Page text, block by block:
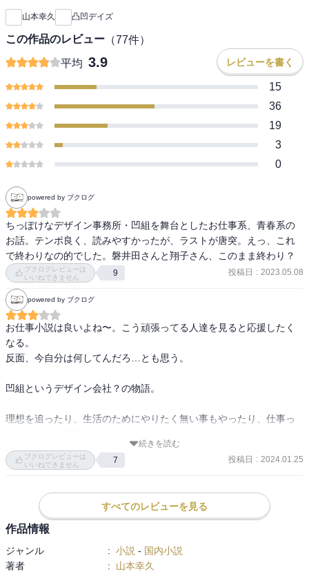
山本幸久 凸凹デイズ
この作品のレビュー （77件）
平均 3.9 レビューを書く
15
36
19
3
0
powered by ブクログ
ちっぽけなデザイン事務所・凹組を舞台としたお仕事系、青春系の
お話。テンポ良く、読みやすかったが、ラストが唐突。えっ、これ
で終わりなの的でした。磐井田さんと翔子さん、このまま終わり？
ブクログレビューは
いいねできません
9 投稿日 : 2023.05.08
powered by ブクログ
お仕事小説は良いよね〜。こう頑張ってる人達を見ると応援したく
なる。
反面、今自分は何してんだろ…とも思う。
凹組というデザイン会社？の物語。
理想を追ったり、生活のためにやりたく無い事もやったり、仕事っ
多分このままじゃいけなくても、そのままでいてしまう。何か抜け
んな違和感を感じつつ、その物語に慣れなければいけない。
前の物語の方がよかったように思っても、そうなると何かを捨てな
ければいけない。
凸凹生きる人生だから楽しいのかな。
続きを読む
ブクログレビューは
いいねできません
7 投稿日 : 2024.01.25
すべてのレビューを見る
作品情報
ジャンル : 小説 - 国内小説
著者
:
山本幸久